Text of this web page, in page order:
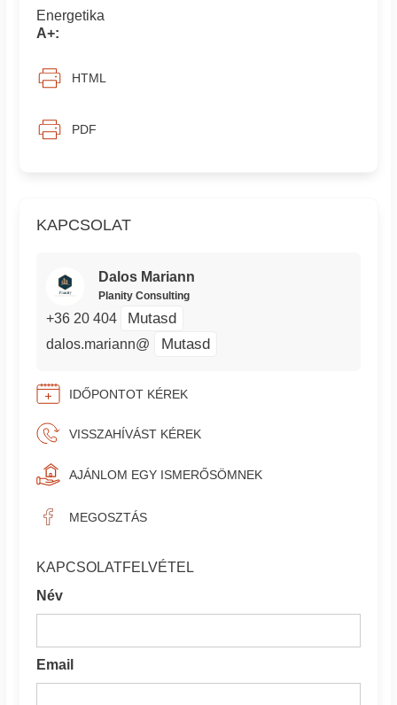
KAPCSOLAT
Dalos Mariann
Planity Consulting
+36 20 404 Mutasd
dalos.mariann@ Mutasd
IDŐPONTOT KÉREK
VISSZAHÍVÁST KÉREK
AJÁNLOM EGY ISMERŐSÖMNEK
MEGOSZTÁS
KAPCSOLATFELVÉTEL
Név
Email
Energetika
A+:
HTML
PDF